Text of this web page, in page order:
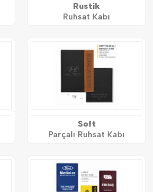
Rustik
Ruhsat Kabı
Soft
Parçalı Ruhsat Kabı